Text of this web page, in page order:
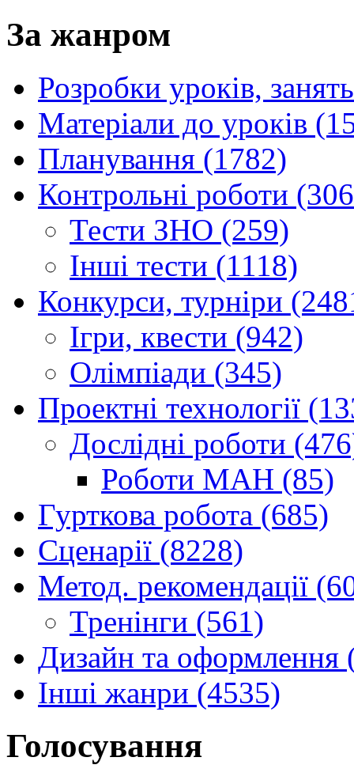
За жанром
Розробки уроків,
Матеріали до уроків
Планування (1782)
Контрольні роботи
Тести ЗНО (259)
Інші тести (1118)
Конкурси, турніри
Ігри, квести (942)
Олімпіади (345)
Проектні технології
Дослідні роботи
Роботи МАН (85)
Гурткова робота (685)
Сценарії (8228)
Метод. рекомендації
Тренінги (561)
Дизайн та оформлення
Інші жанри (4535)
Голосування